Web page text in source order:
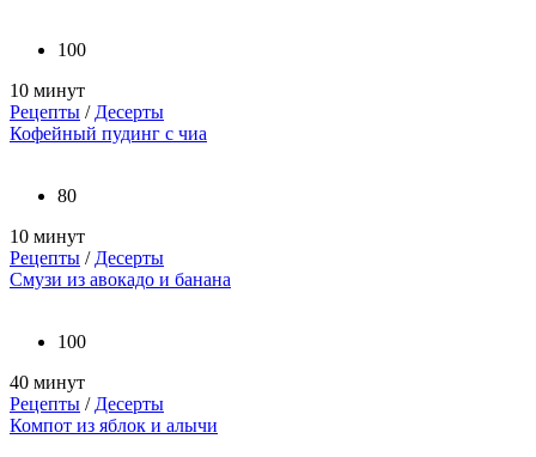
100
10 минут
Рецепты / Десерты
Кофейный пудинг с чиа
80
10 минут
Рецепты / Десерты
Смузи из авокадо и банана
100
40 минут
Рецепты / Десерты
Компот из яблок и алычи